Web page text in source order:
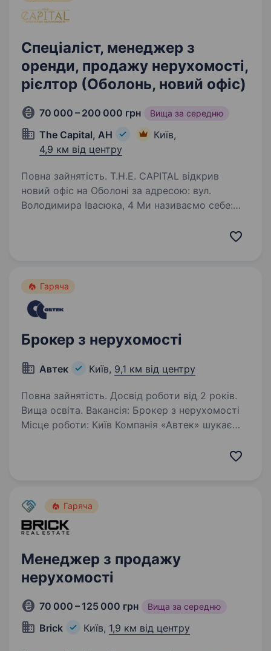
Спеціаліст, менеджер з
оренди, продажу нерухомості,
рієлтор (Оболонь, новий офіс)
70 000 – 200 000 грн Вища за середню
The Capital, АН
Київ,
4,9 км від центру
Повна зайнятість. T.H.E. CAPITAL відкрив
новий офіс на Оболоні за адресою: вул.
Володимира Івасюка, 4 Ми називаємо себе:
Гаряча
Брокер з нерухомості
Автек Київ, 9,1 км від центру
Повна зайнятість. Досвід роботи від 2 років.
Вища освіта. Вакансія: Брокер з нерухомості
Місце роботи: Київ Компанія «Автек» шукає
Гаряча
Менеджер з продажу
нерухомості
70 000 – 125 000 грн Вища за середню
Brick Київ, 1,9 км від центру